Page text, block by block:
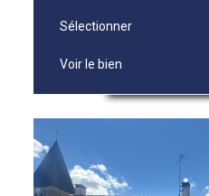
Sélectionner
Voir le bien